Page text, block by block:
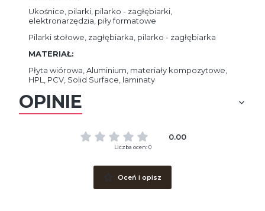
Ukośnice, pilarki, pilarko - zagłębiarki,
elektronarzędzia, piły formatowe
Pilarki stołowe, zagłębiarka, pilarko - zagłębiarka
MATERIAŁ:
Płyta wiórowa, Aluminium, materiały kompozytowe,
HPL, PCV, Solid Surface, laminaty
OPINIE
0.00
Liczba ocen: 0
Oceń i opisz